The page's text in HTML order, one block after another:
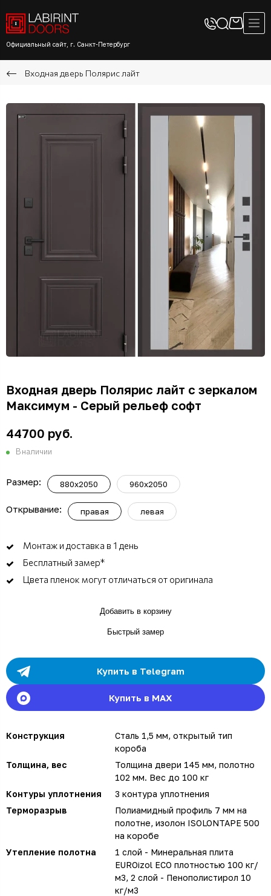
Официальный сайт, г. Санкт-Петербург
Входная дверь Полярис лайт
Входная дверь Полярис лайт с зеркалом
Максимум - Серый рельеф софт
44700 руб.
В наличии
Размер: 880x2050 960x2050
Открывание: правая левая
Монтаж и доставка в 1 день
Бесплатный замер*
Цвета пленок могут отличаться от оригинала
Добавить в корзину
Быстрый замер
Купить в Telegram
Купить в MAX
Конструкция
Сталь 1,5 мм, открытый тип
короба
Толщина, вес
Толщина двери 145 мм, полотно
102 мм. Вес до 100 кг
Контуры уплотнения
3 контура уплотнения
Терморазрыв
Полиамидный профиль 7 мм на
полотне, изолон ISOLONTAPE 500
на коробе
Утепление полотна
1 слой - Минеральная плита
EUROizol ECO плотностью 100 кг/
м3, 2 слой - Пенополистирол 10
кг/м3